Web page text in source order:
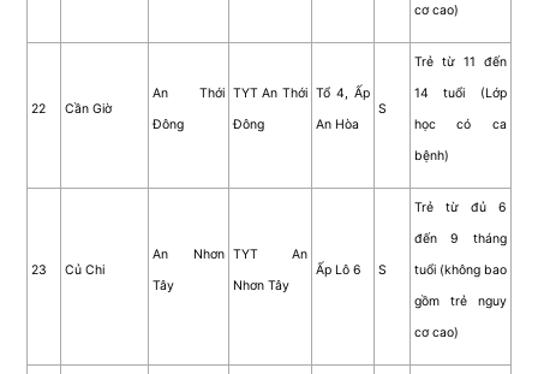
cơ cao)
22 Cần Giờ
An Thới
Đông
TYT An Thới
Đông
Tổ 4, Ấp
An Hòa
S
Trẻ từ 11 đến
14 tuổi (Lớp
học có ca
bệnh)
23 Củ Chi
An Nhơn
Tây
TYT An
Nhơn Tây
Ấp Lô 6 S
Trẻ từ đủ 6
đến 9 tháng
tuổi (không bao
gồm trẻ nguy
cơ cao)